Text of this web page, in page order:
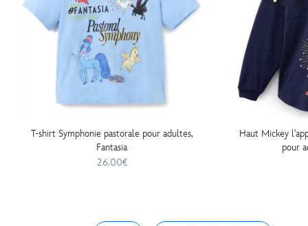
T-shirt Symphonie pastorale pour adultes,
Fantasia
26.00€
Haut Mickey
pour